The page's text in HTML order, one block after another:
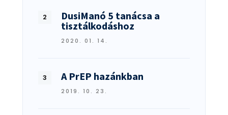
DusiManó 5 tanácsa a
tisztálkodáshoz
2020. 01. 14.
A PrEP hazánkban
2019. 10. 23.